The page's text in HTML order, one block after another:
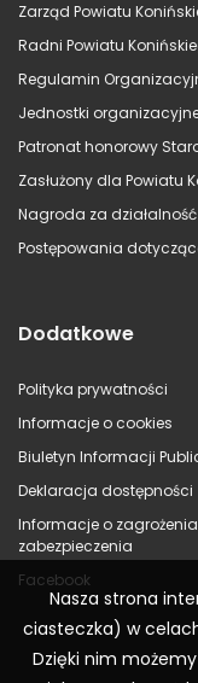
Zarząd Powiatu
Radni Powiatu
Regulamin
Jednostki
Patronat honorowy
Zasłużony dla Powiatu
Nagroda za
Postępowania
Dodatkowe
Polityka prywatności
Informacje o cookies
Biuletyn Informacji
Deklaracja dostępności
Informacje o
zabezpieczenia
Facebook
Nasza strona
ciasteczka) w
Dzięki nim